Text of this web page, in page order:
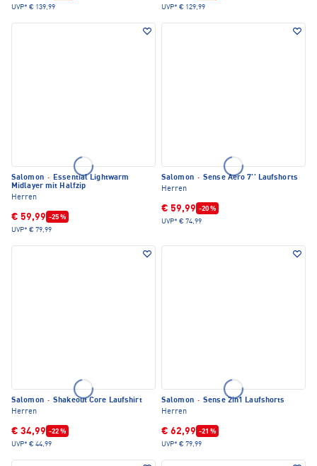
UVP* € 139,99
UVP* € 129,99
Salomon · Essential Lightwarm
Midlayer mit Halfzip
Herren
€ 59,99 -25 %
UVP* € 79,99
Salomon · Sense Aero 7'' Laufshorts
Herren
€ 59,99 -20 %
UVP* € 74,99
Salomon · Shakeout Core Laufshirt
Herren
€ 34,99 -22 %
UVP* € 44,99
Salomon · Sense 2in1 Laufshorts
Herren
€ 62,99 -21 %
UVP* € 79,99